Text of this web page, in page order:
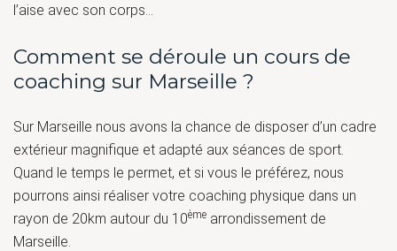
l’aise avec son corps…
Comment se déroule un cours de
coaching sur Marseille ?
Sur Marseille nous avons la chance de disposer d’un cadre
extérieur magnifique et adapté aux séances de sport.
Quand le temps le permet, et si vous le préférez, nous
pourrons ainsi réaliser votre coaching physique dans un
rayon de 20km autour du 10ème arrondissement de
Marseille.